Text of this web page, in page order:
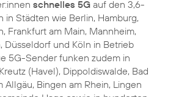
schnelles 5G auf den 3,6-
in Städten wie Berlin, Hamburg,
Frankfurt am Main, Mannheim,
Düsseldorf und Köln in Betrieb
5G-Sender funken zudem in
(Havel), Dippoldiswalde, Bad
Allgäu, Bingen am Rhein, Lingen